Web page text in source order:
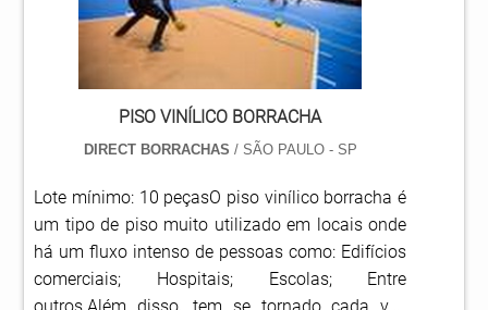
PISO VINÍLICO BORRACHA
DIRECT BORRACHAS / SÃO PAULO - SP
Lote mínimo: 10 peçasO piso vinílico borracha é
um tipo de piso muito utilizado em locais onde
há um fluxo intenso de pessoas como: Edifícios
comerciais; Hospitais; Escolas; Entre